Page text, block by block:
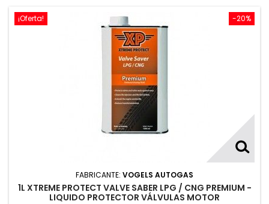
¡Oferta!
FABRICANTE: VOGELS AUTOGAS
1L XTREME PROTECT VALVE SABER LPG / CNG PREMIUM -
LIQUIDO PROTECTOR VÁLVULAS MOTOR
-20%